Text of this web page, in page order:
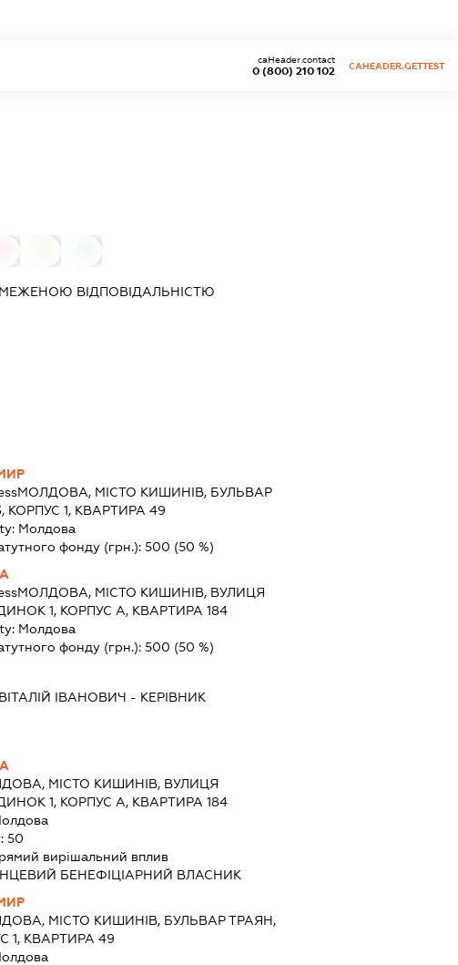
0 (800) 210 102
caHeader.contact
CAHEADER.GETTEST
ВІДПОВІДАЛЬНІСТЮ
МОЛДОВА, МІСТО КИШИНІВ, БУЛЬВАР
КОРПУС 1, КВАРТИРА 49
Молдова
фонду (грн.):500 (50 %)
МОЛДОВА, МІСТО КИШИНІВ, ВУЛИЦЯ
1, КОРПУС А, КВАРТИРА 184
Молдова
фонду (грн.):500 (50 %)
ІВАНОВИЧ - КЕРІВНИК
МІСТО КИШИНІВ, ВУЛИЦЯ
1, КОРПУС А, КВАРТИРА 184
50
вирішальний вплив
БЕНЕФІЦІАРНИЙ ВЛАСНИК
МІСТО КИШИНІВ, БУЛЬВАР ТРАЯН,
1, КВАРТИРА 49